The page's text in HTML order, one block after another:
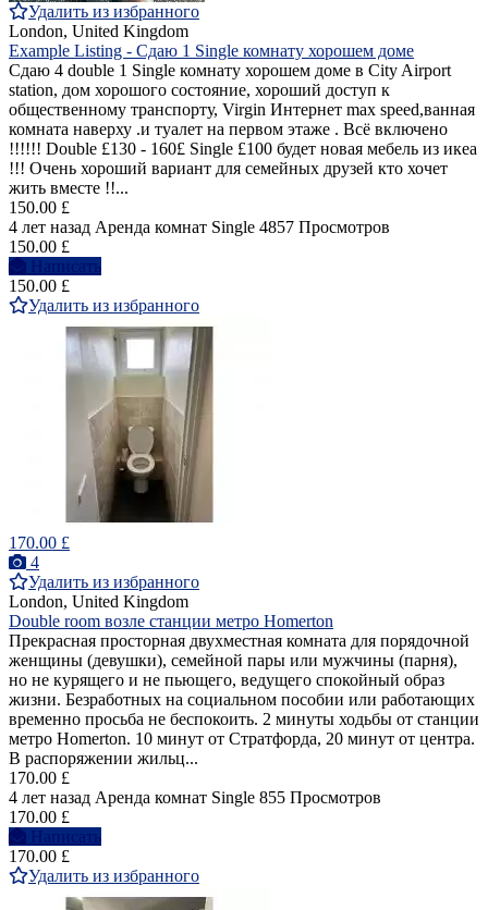
Удалить из избранного
London, United Kingdom
Example Listing - Cдаю 1 Single комнату хорошем доме
Cдаю 4 double 1 Single комнатy хорошем доме в City Airport
station, дом хорошогo состояние, хороший доступ к
общественному транспорту, Virgin Интернет max speed,ванная
комната наверху .и туалет на первом этаже . Bсё включенo
!!!!!! Double £130 - 160£ Single £100 будет новая мебель из икеа
!!! Очень хороший вариант для семейных друзей кто хочет
жить вместе !!...
150.00 £
4 лет назад Аренда комнат Single 4857 Просмотров
150.00 £
Написать
150.00 £
Удалить из избранного
170.00 £
4
Удалить из избранного
London, United Kingdom
Double room возле станции метро Homerton
Прекрасная просторная двухместная комната для порядочной
женщины (девушки), семейной пары или мужчины (парня),
но не курящего и не пьющего, ведущего спокойный образ
жизни. Безработных на социальном пособии или работающих
временно просьба не беспокоить. 2 минуты ходьбы от станции
метро Homerton. 10 минут от Стратфорда, 20 минут от центра.
В распоряжении жильц...
170.00 £
4 лет назад Аренда комнат Single 855 Просмотров
170.00 £
Написать
170.00 £
Удалить из избранного